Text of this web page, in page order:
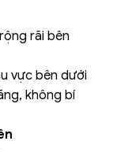
rãi bên
vực bên dưới
không bí